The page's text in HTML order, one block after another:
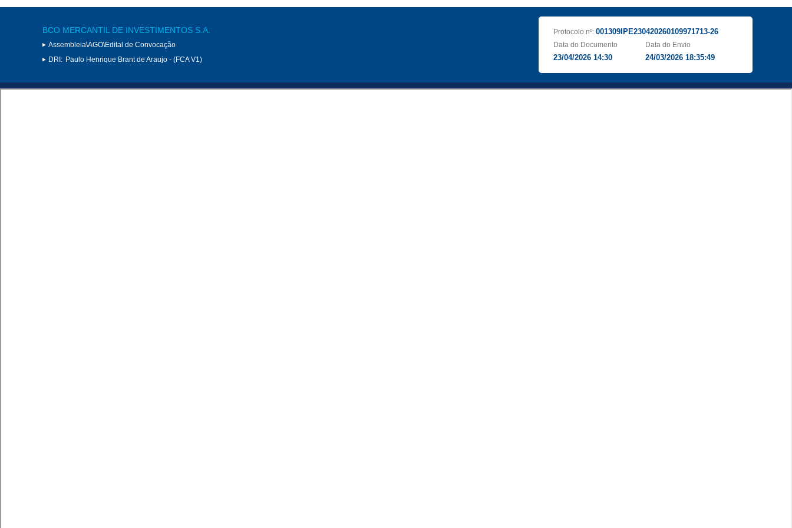
BCO MERCANTIL DE INVESTIMENTOS S.A.
Assembleia\AGO\Edital de Convocação
DRI: Paulo Henrique Brant de Araujo - (FCA V1)
Protocolo nº: 001309IPE230420260109971713-26
Data do Documento
23/04/2026 14:30
Data do Envio
24/03/2026 18:35:49